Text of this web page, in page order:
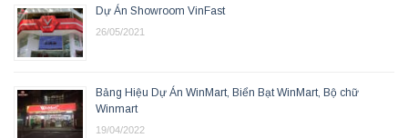
Dự Án Showroom VinFast
26/05/2021
Bảng Hiệu Dự Án WinMart, Biển Bạt WinMart, Bộ chữ
Winmart
19/04/2022